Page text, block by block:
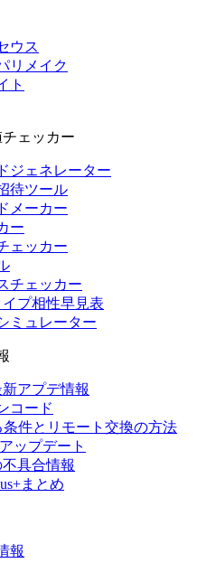
ウス
リメイク
ト
ェッカー
ジェネレーター
待ツール
メーカー
ー
ェッカー
チェッカー
プ相性早見表
ミュレーター
アプデ情報
コード
件とリモート交換の方法
ップデート
具合情報
まとめ
報